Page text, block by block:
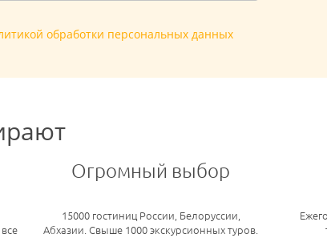
обработки персональных данных
Огромный выбор
15000 гостиниц России, Белоруссии,
Абхазии. Свыше 1000 экскурсионных туров.